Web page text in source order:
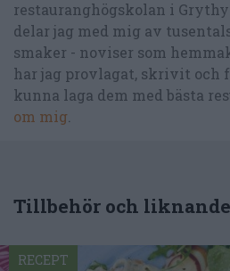
restauranghögskolan i
delar jag med mig av
smaker - noviser som
har jag provlagat, skrivit och
kunna laga dem med bästa
om mig.
Tillbehör och
RECEPT